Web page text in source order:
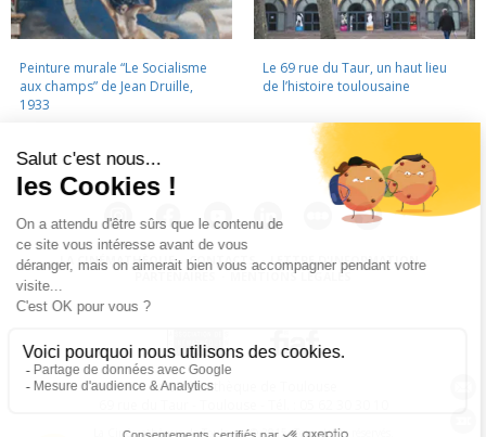
Peinture murale “Le Socialisme
aux champs” de Jean Druille,
1933
Le 69 rue du Taur, un haut lieu
de l’histoire toulousaine
LA CINÉMATHÈQUE · CONTACTS · LETTRE D'INFORMATION ·
PARTENAIRES
MENTIONS LÉGALES
La Cinémathèque de Toulouse
La Cinémathèque de Toulouse © 2015. Tous droits réservés.